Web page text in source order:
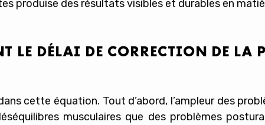
produise des résultats visibles et durables en
LE DÉLAI DE CORRECTION DE LA
cette équation. Tout d’abord, l’ampleur des
musculaires que des problèmes